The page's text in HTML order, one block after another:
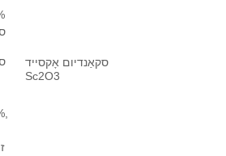
סקאַנדיום אָקסייד
Sc2O3